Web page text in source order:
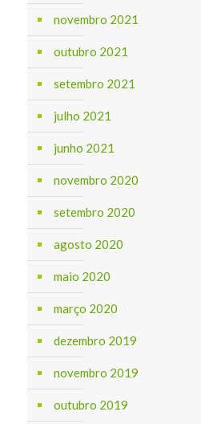
novembro 2021
outubro 2021
setembro 2021
julho 2021
junho 2021
novembro 2020
setembro 2020
agosto 2020
maio 2020
março 2020
dezembro 2019
novembro 2019
outubro 2019